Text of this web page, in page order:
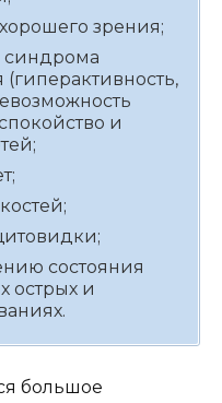
зрения;
синдрома
и
состояния
острых и
большое